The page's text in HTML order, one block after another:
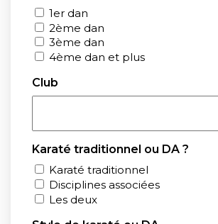
1er dan
2ème dan
3ème dan
4ème dan et plus
Club
Karaté traditionnel ou DA ?
Karaté traditionnel
Disciplines associées
Les deux